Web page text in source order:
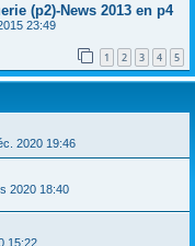
(p2)-News 2013 en p4
23:49
1 2 3 4 5
2020 19:46
2020 18:40
15:22